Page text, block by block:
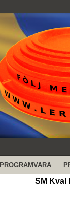
PROGRAMVARA
SM Kval